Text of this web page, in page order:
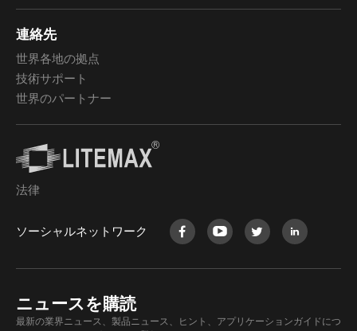
連絡先
世界各地の拠点
技術サポート
世界のパートナー
法律
ソーシャルネットワーク
ニュースを購読
最新の業界ニュース、製品ニュース、ヒント、アプリケーションガイドにつ